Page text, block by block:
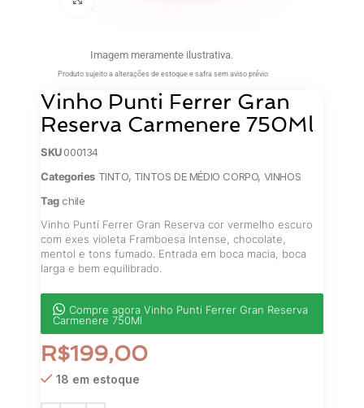
Imagem meramente ilustrativa.
Produto sujeito a alterações de estoque e safra sem aviso prévio
Vinho Punti Ferrer Gran
Reserva Carmenere 750Ml
SKU000134
Categories TINTO, TINTOS DE MÉDIO CORPO, VINHOS
Tag chile
Vinho Puntí Ferrer Gran Reserva cor vermelho escuro
com exes violeta Framboesa Intense, chocolate,
mentol e tons fumado. Entrada em boca macia, boca
larga e bem equilibrado.
Compre agora Vinho Punti Ferrer Gran Reserva
Carmenere 750Ml
R$199,00
18 em estoque